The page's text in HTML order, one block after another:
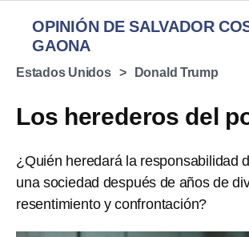
OPINIÓN DE SALVADOR
GAONA
Estados Unidos Donald Trump
Los herederos del
¿Quién heredará la responsabilidad
una sociedad después de años de
resentimiento y confrontación?